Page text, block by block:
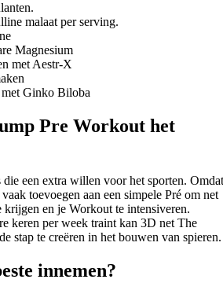
malaat per serving.
Magnesium
met Aestr-X
Ginko Biloba
Pre Workout het
een extra willen voor het sporten. Omdat
toevoegen aan een simpele Pré om net
en je Workout te intensiveren.
keren per week traint kan 3D net The
stap te creëren in het bouwen van spieren.
innemen?